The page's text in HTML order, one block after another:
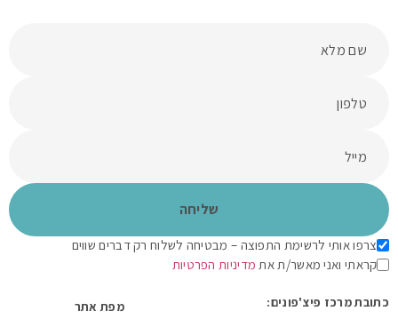
צרפו אותי לרשימת התפוצה – מבטיחה לשלוח רק דברים שווים
קראתי ואני מאשר/ת את מדיניות הפרטיות
כתובת מרכז פיצ'פונים: מפת אתר